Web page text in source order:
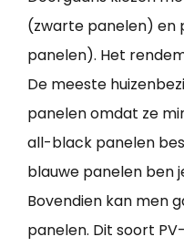
(zwarte panelen) en
panelen). Het
De meeste
panelen omdat ze
all-black panelen
blauwe panelen ben
Bovendien kan men
panelen. Dit soort